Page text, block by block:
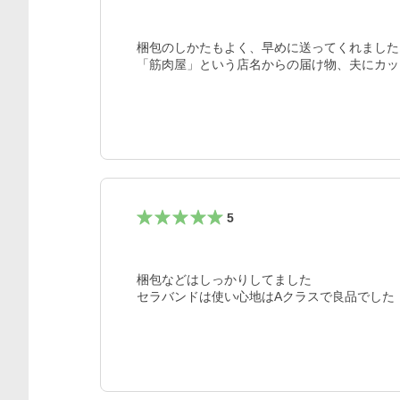
梱包のしかたもよく、早めに送ってくれました
「筋肉屋」という店名からの届け物、夫にカ
5
梱包などはしっかりしてました
セラバンドは使い心地はAクラスで良品でした